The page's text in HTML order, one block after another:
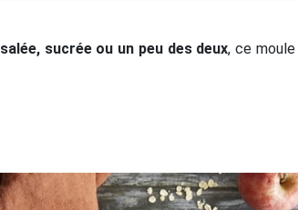
salée, sucrée ou un peu des deux, ce